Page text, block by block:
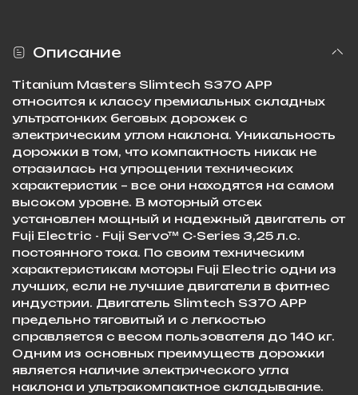
Описание
Titanium Masters Slimtech S370 APP
относится к классу премиальных складных
ультратонких беговых дорожек с
электрическим углом наклона. Уникальность
дорожки в том, что компактность никак не
отразилась на упрощении технических
характеристик – все они находятся на самом
высоком уровне. В моторный отсек
установлен мощный и надежный двигатель от
Fuji Electric - Fuji Servo™ C-Series 3,25 л.с.
постоянного тока. По своим техническим
характеристикам моторы Fuji Electric одни из
лучших, если не лучшие двигатели в фитнес
индустрии. Двигатель Slimtech S370 APP
предельно тяговитый и с легкостью
справляется с весом пользователя до 140 кг.
Одним из основных преимуществ дорожки
является наличие электрического угла
наклона и ультракомпактное складывание.